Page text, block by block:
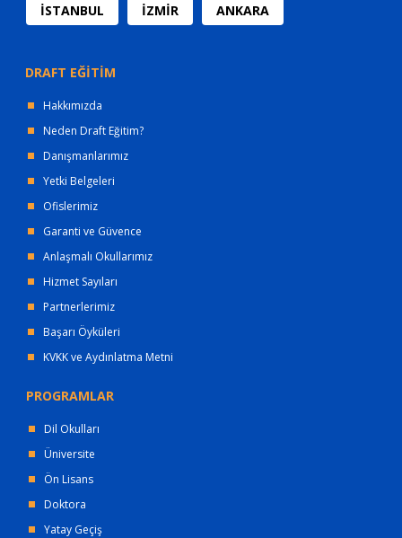
İSTANBUL İZMİR ANKARA
DRAFT EĞİTİM
Hakkımızda
Neden Draft Eğitim?
Danışmanlarımız
Yetki Belgeleri
Ofislerimiz
Garanti ve Güvence
Anlaşmalı Okullarımız
Hizmet Sayıları
Partnerlerimiz
Başarı Öyküleri
KVKK ve Aydınlatma Metni
PROGRAMLAR
Dil Okulları
Üniversite
Ön Lisans
Doktora
Yatay Geçiş